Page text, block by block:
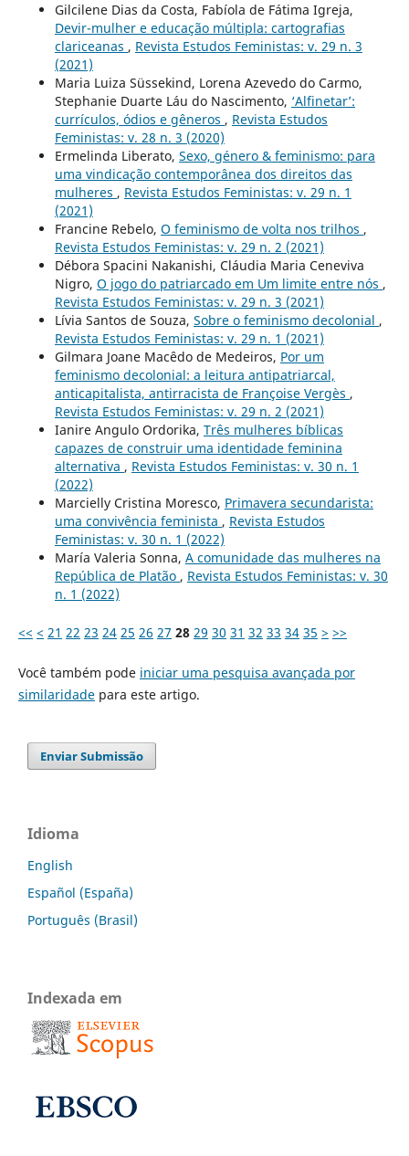
Gilcilene Dias da Costa, Fabíola de Fátima Igreja,
Devir-mulher e educação múltipla: cartografias
clariceanas , Revista Estudos Feministas: v. 29 n. 3
(2021)
Maria Luiza Süssekind, Lorena Azevedo do Carmo,
Stephanie Duarte Láu do Nascimento, ‘Alfinetar’:
currículos, ódios e gêneros , Revista Estudos
Feministas: v. 28 n. 3 (2020)
Ermelinda Liberato, Sexo, género & feminismo: para
uma vindicação contemporânea dos direitos das
mulheres , Revista Estudos Feministas: v. 29 n. 1
(2021)
Francine Rebelo, O feminismo de volta nos trilhos ,
Revista Estudos Feministas: v. 29 n. 2 (2021)
Débora Spacini Nakanishi, Cláudia Maria Ceneviva
Nigro, O jogo do patriarcado em Um limite entre nós ,
Revista Estudos Feministas: v. 29 n. 3 (2021)
Lívia Santos de Souza, Sobre o feminismo decolonial ,
Revista Estudos Feministas: v. 29 n. 1 (2021)
Gilmara Joane Macêdo de Medeiros, Por um
feminismo decolonial: a leitura antipatriarcal,
anticapitalista, antirracista de Françoise Vergès ,
Revista Estudos Feministas: v. 29 n. 2 (2021)
Ianire Angulo Ordorika, Três mulheres bíblicas
capazes de construir uma identidade feminina
alternativa , Revista Estudos Feministas: v. 30 n. 1
(2022)
Marcielly Cristina Moresco, Primavera secundarista:
uma convivência feminista , Revista Estudos
Feministas: v. 30 n. 1 (2022)
María Valeria Sonna, A comunidade das mulheres na
República de Platão , Revista Estudos Feministas: v. 30
n. 1 (2022)
<< < 21 22 23 24 25 26 27 28 29 30 31 32 33 34 35 > >>
Você também pode iniciar uma pesquisa avançada por
similaridadepara este artigo.
Enviar Submissão
Idioma
English
Español (España)
Português (Brasil)
Indexada em